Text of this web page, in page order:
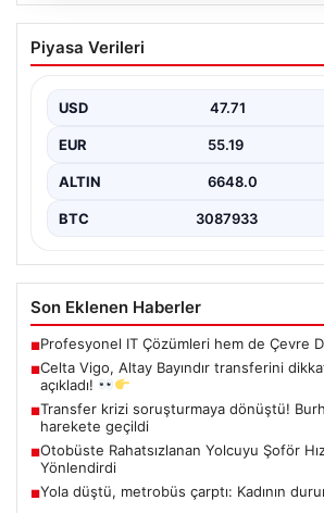
Celta Vigo, Altay Bayındır
dikkat çeken bir videoyla
Piyasa Verileri
USD 47.71
EUR 55.19
ALTIN 6648.0
BTC 3087933
Son Eklenen Haberler
■Profesyonel IT Çözümleri hem de Çevre
■Celta Vigo, Altay Bayındır transferini
açıkladı!
■Transfer krizi soruşturmaya dönüştü!
harekete geçildi
■Otobüste Rahatsızlanan Yolcuyu Şoför
Yönlendirdi
■Yola düştü, metrobüs çarptı: Kadının